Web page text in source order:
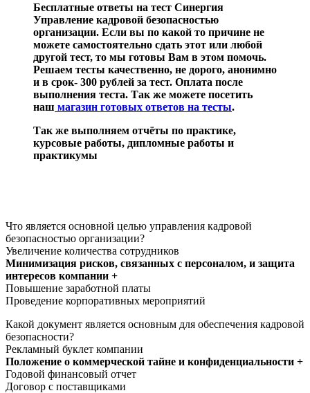
Бесплатные ответы на тест Синергия
Управление кадровой безопасностью
организации. Если вы по какой то причине не
можете самостоятельно сдать этот или любой
другой тест, то мы готовы Вам в этом помочь.
Решаем тесты качественно, не дорого, анонимно
и в срок- 300 рублей за тест. Оплата после
выполнения теста. Так же можете посетить
наш магазин готовых ответов на тесты.
Так же выполняем отчёты по практике,
курсовые работы, дипломные работы и
практикумы
Что является основной целью управления кадровой
безопасностью организации?
Увеличение количества сотрудников
Минимизация рисков, связанных с персоналом, и защита
интересов компании +
Повышение заработной платы
Проведение корпоративных мероприятий
Какой документ является основным для обеспечения кадровой
безопасности?
Рекламный буклет компании
Положение о коммерческой тайне и конфиденциальности +
Годовой финансовый отчет
Договор с поставщиками